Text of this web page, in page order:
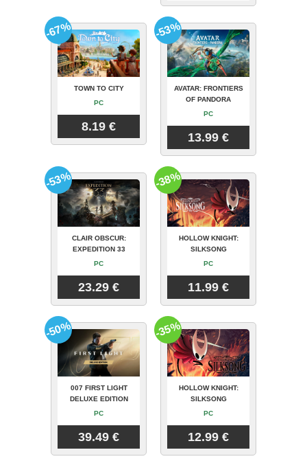
TOWN TO CITY
PC
8.19 €
-67%
AVATAR: FRONTIERS
OF PANDORA
PC
13.99 €
-53%
CLAIR OBSCUR:
EXPEDITION 33
PC
23.29 €
-53%
HOLLOW KNIGHT:
SILKSONG
PC
11.99 €
-38%
007 FIRST LIGHT
DELUXE EDITION
PC
39.49 €
-50%
HOLLOW KNIGHT:
SILKSONG
PC
12.99 €
-35%